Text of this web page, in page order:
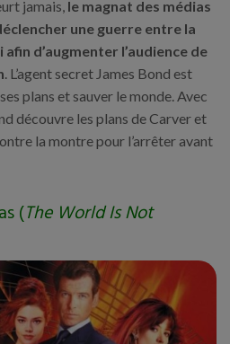
jamais, le magnat des médias
une guerre entre la
d’augmenter l’audience de
. L’agent secret James Bond est
plans et sauver le monde. Avec
découvre les plans de Carver et
la montre pour l’arrêter avant
(The World Is Not